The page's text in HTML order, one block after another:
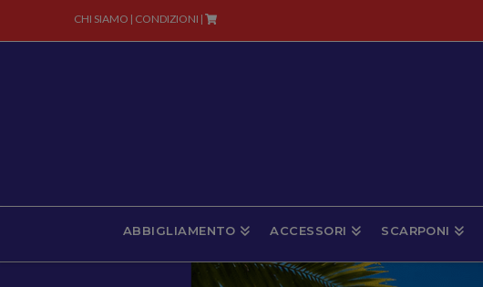
CHI SIAMO | CONDIZIONI |
ABBIGLIAMENTO ACCESSORI SCARPONI